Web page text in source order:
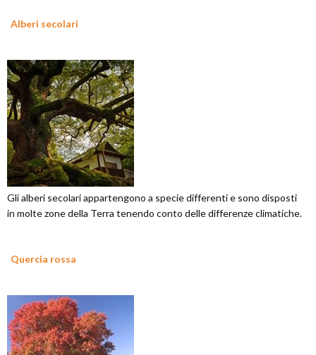
Alberi secolari
Gli alberi secolari appartengono a specie differenti e sono disposti
in molte zone della Terra tenendo conto delle differenze climatiche.
Quercia rossa